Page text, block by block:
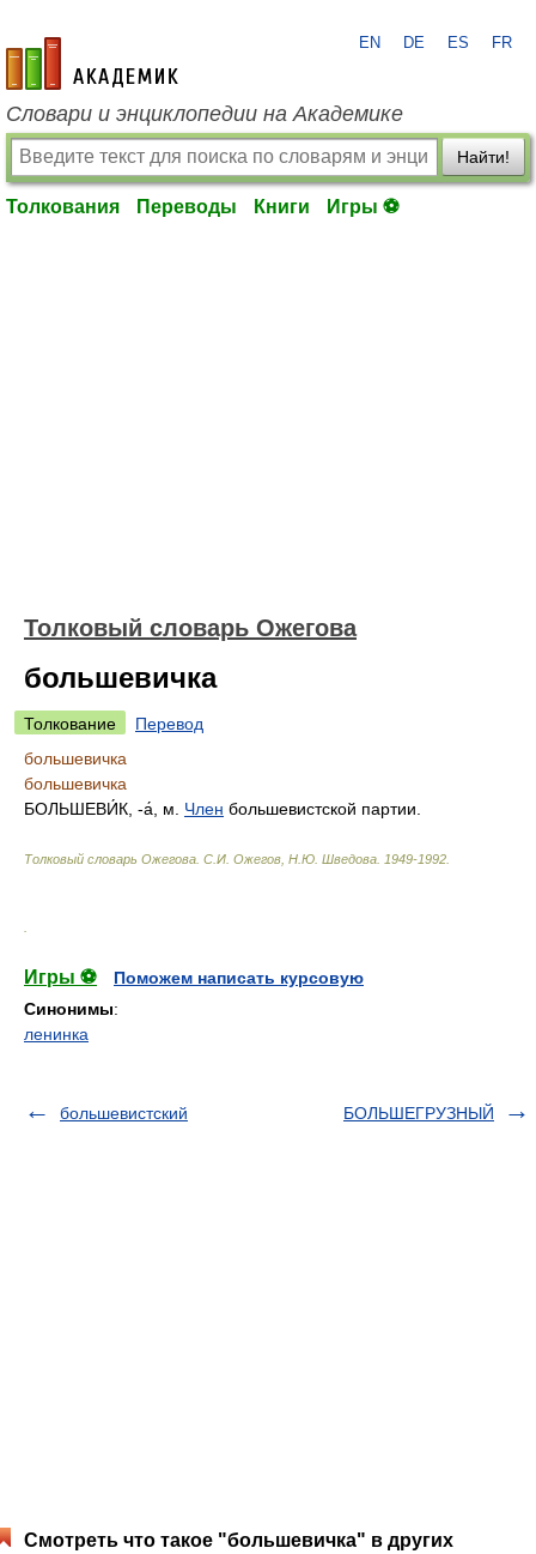
academic.ru
EN DE ES FR
Словари и энциклопедии на Академике
Найти!
Толкования Переводы Книги Игры ⚽
Толковый словарь Ожегова
большевичка
Толкование
Перевод
большевичка
большевичка
БОЛЬШЕВИ́К, -а́, м. Член большевистской партии.
Толковый словарь Ожегова С.И. Ожегов, Н.Ю. Шведова. 1949-1992
Игры ⚽
Поможем написать курсовую
Синонимы:
ленинка
большевистский БОЛЬШЕГРУЗНЫЙ
Смотреть что такое "большевичка" в других